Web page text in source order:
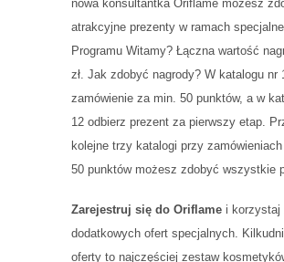
nowa konsultantka Oriflame możesz
atrakcyjne prezenty w ramach
Programu Witamy? Łączna wartość
zł. Jak zdobyć nagrody? W katalogu nr
zamówienie za min. 50 punktów, a w
12 odbierz prezent za pierwszy etap.
kolejne trzy katalogi przy
50 punktów możesz zdobyć wszystkie
Zarejestruj się do Oriflame i korzystaj
dodatkowych ofert specjalnych.
oferty to najczęściej zestaw